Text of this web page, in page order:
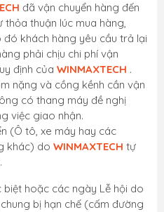
đã vận chuyển hàng đến
thuận lúc mua hàng,
khách hàng yêu cầu trả lại
phải chịu chi phí vận
định của WINMAXTECH .
nặng và cồng kềnh cần vận
có thang máy đề nghị
việc giao nhận.
(Ô tô, xe máy hay các
khác) do WINMAXTECH tự
hoặc các ngày Lễ hội do
bị hạn chế (cấm đường